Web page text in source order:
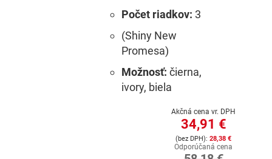
Počet riadkov: 3
(Shiny New
Promesa)
Možnosť: čierna,
ivory, biela
Akčná cena vr. DPH
34,91 €
28,38 €
Odporúčaná cena